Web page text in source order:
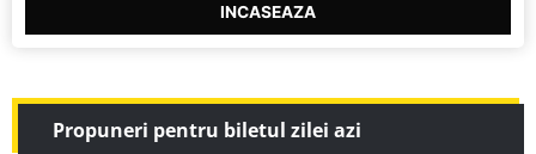
INCASEAZA
Propuneri pentru biletul zilei azi